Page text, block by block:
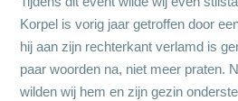
Korpel is vorig jaar getroffen door
hij aan zijn rechterkant verlamd is
paar woorden na, niet meer praten.
wilden wij hem en zijn gezin